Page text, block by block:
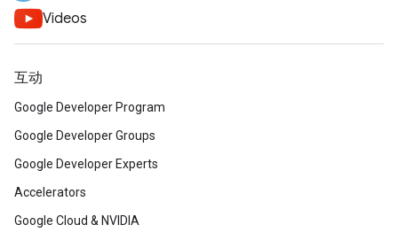
Videos
互动
Google Developer Program
Google Developer Groups
Google Developer Experts
Accelerators
Google Cloud & NVIDIA